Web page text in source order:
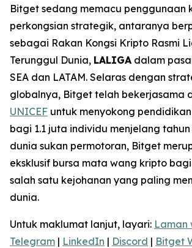
Bitget sedang memacu penggunaan
perkongsian strategik, antaranya
sebagai Rakan Kongsi Kripto Rasmi
Terunggul Dunia, LALIGA dalam
SEA dan LATAM. Selaras dengan
globalnya, Bitget telah bekerjasama
UNICEF untuk menyokong
bagi 1.1 juta individu menjelang tahun
dunia sukan permotoran, Bitget
eksklusif bursa mata wang kripto bagi
salah satu kejohanan yang paling
dunia.
Untuk maklumat lanjut, layari: Laman
Telegram | LinkedIn | Discord | Bitget